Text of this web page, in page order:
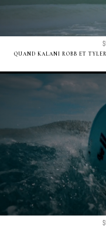
QUAND KALANI ROBB ET